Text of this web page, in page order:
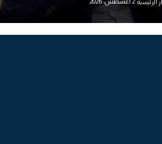
الرئيسية